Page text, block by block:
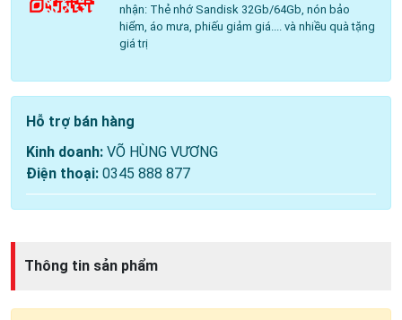
nhận: Thẻ nhớ Sandisk 32Gb/64Gb, nón bảo
hiểm, áo mưa, phiếu giảm giá.... và nhiều quà tặng
giá trị
Hỗ trợ bán hàng
Kinh doanh: VÕ HÙNG VƯƠNG
Điện thoại: 0345 888 877
Thông tin sản phẩm